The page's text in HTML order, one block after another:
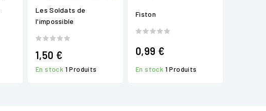
Les Soldats de
l'impossible
1,50 €
En stock 1 Produits
Fiston
0,99 €
En stock 1 Produits